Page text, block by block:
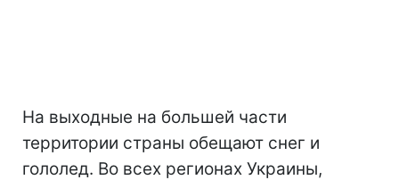
На выходные на большей части
территории страны обещают снег и
гололед. Во всех регионах Украины,